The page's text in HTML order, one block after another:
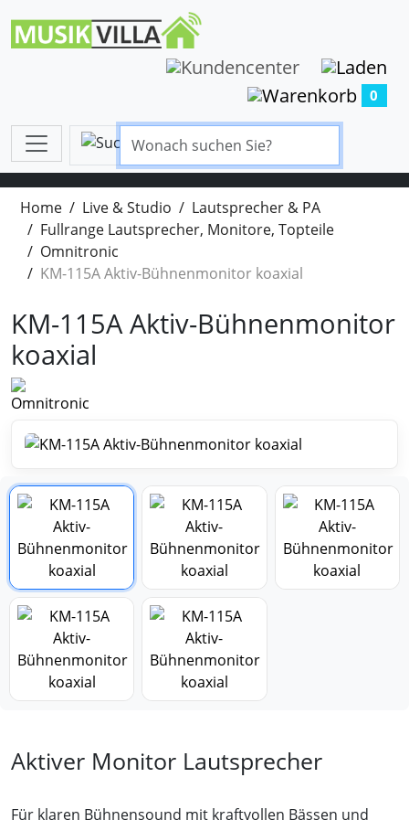
0
Home Live & Studio
Lautsprecher & PA
Fullrange Lautsprecher, Monitore, Topteile
Omnitronic
KM-115A Aktiv-Bühnenmonitor koaxial
KM-115A Aktiv-Bühnenmonitor
koaxial
Aktiver Monitor Lautsprecher
Für klaren Bühnensound mit kraftvollen Bässen und